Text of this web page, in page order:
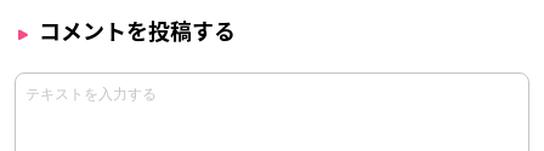
コメントを投稿する